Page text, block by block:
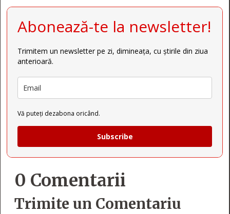
Abonează-te la newsletter!
Trimitem un newsletter pe zi, dimineața, cu știrile din ziua
anterioară.
Vă puteți dezabona oricând.
Subscribe
0 Comentarii
Trimite un Comentariu